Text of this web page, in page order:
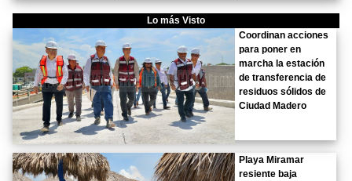
Lo más Visto
Coordinan acciones
para poner en
marcha la estación
de transferencia de
residuos sólidos de
Ciudad Madero
Playa Miramar
resiente baja